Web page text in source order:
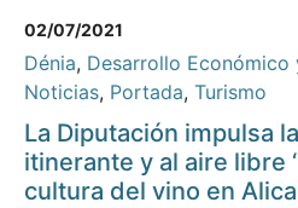
02/07/2021
Dénia, Desarrollo
Noticias, Portada, Turismo
La Diputación impulsa
itinerante y al aire libre
cultura del vino en